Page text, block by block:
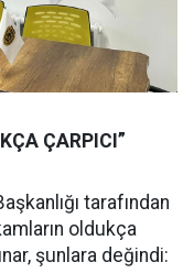
ÇARPICI”
tarafından
oldukça
şunlara değindi: